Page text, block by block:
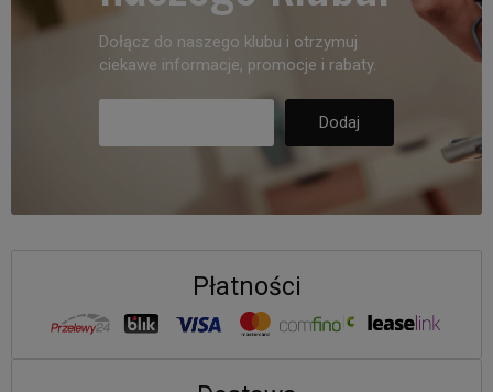
Dołącz do naszego klubu i otrzymuj
ciekawe informacje, promocje i rabaty.
Płatności